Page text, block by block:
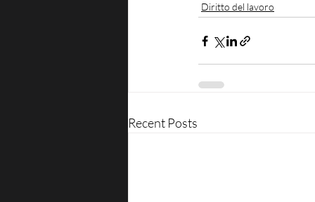
Diritto del lavoro
Recent Posts